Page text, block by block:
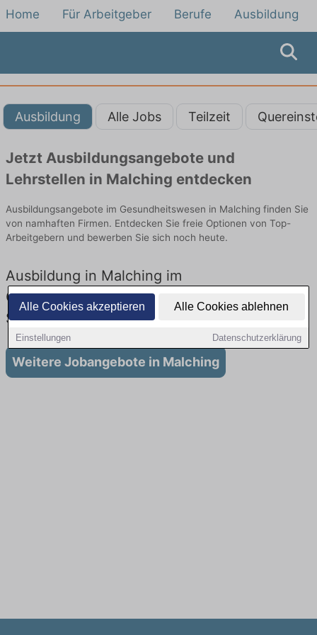
Alle Cookies akzeptieren Alle Cookies ablehnen
Einstellungen Datenschutzerklärung
Home Für Arbeitgeber Berufe Ausbildung
Ausbildung Alle Jobs Teilzeit
Jetzt Ausbildungsangebote und
Lehrstellen in Malching entdecken
Ausbildungsangebote im Gesundheitswesen in Malching finden Sie
von namhaften Firmen. Entdecken Sie freie Optionen von Top-
Arbeitgebern und bewerben Sie sich noch heute.
Ausbildung in Malching im
Gesundheitswesen: Aktuell gibt es keine
Stellenangebote für Ausbildung in Malching
Weitere Jobangebote in Malching